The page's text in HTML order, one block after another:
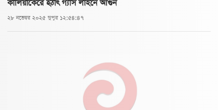
কালিয়াকৈরে হঠাৎ গ্যাস লাইনে আগুন
২৮ নভেম্বর ২০২৫ দুপুর ১২:৫৪:৪৭